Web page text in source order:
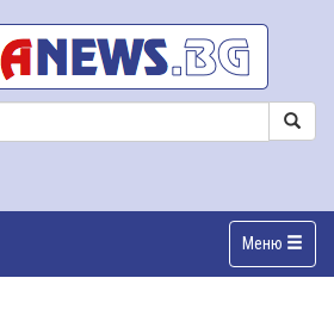
Меню